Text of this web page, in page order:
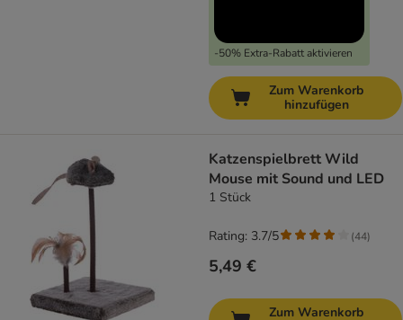
-50% Extra-Rabatt aktivieren
Zum Warenkorb
hinzufügen
Katzenspielbrett Wild
Mouse mit Sound und LED
1 Stück
5,49 €
Rating: 3.7/5 (44)
Zum Warenkorb